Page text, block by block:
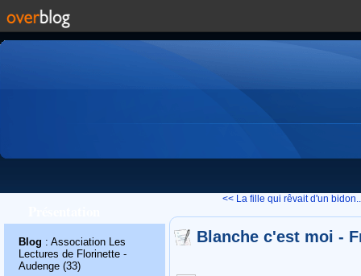
Blog : Association Les
Lectures de Florinette -
Audenge (33)
<< La fille qui rêvait d'un
Blanche c'est moi -